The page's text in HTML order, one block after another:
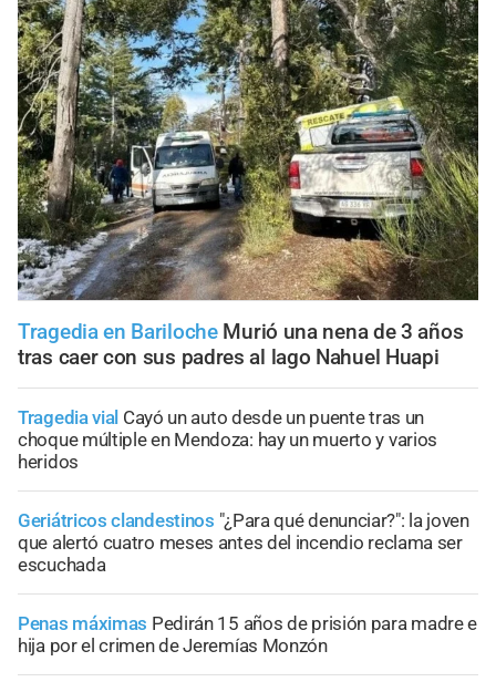
Tragedia en Bariloche Murió una nena de 3 años
tras caer con sus padres al lago Nahuel Huapi
Tragedia vial Cayó un auto desde un puente tras un
choque múltiple en Mendoza: hay un muerto y varios
heridos
Geriátricos clandestinos "¿Para qué denunciar?": la joven
que alertó cuatro meses antes del incendio reclama ser
escuchada
Penas máximas Pedirán 15 años de prisión para madre e
hija por el crimen de Jeremías Monzón